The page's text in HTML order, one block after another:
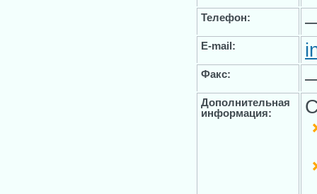
Телефон:
E-mail:
Факс:
Дополнительная
информация: